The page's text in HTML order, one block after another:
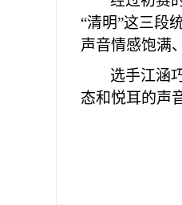
“清明”这三段
声音情感饱满
选手江涵
态和悦耳的声